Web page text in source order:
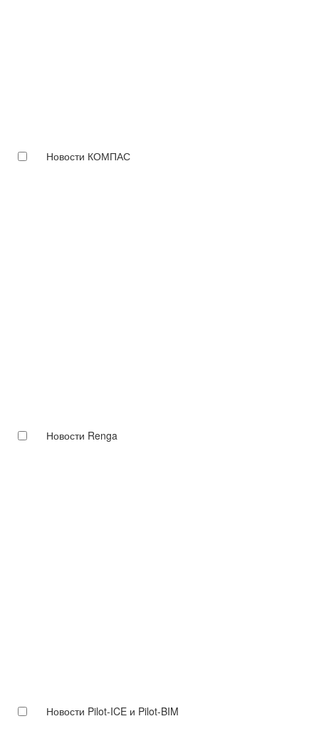
Новости КОМПАС
Новости Renga
Новости Pilot-ICE и Pilot-BIM